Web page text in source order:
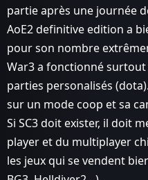
partie après une journée
AoE2 definitive edition a
pour son nombre
War3 a fonctionné
parties personalisés
sur un mode coop et sa
Si SC3 doit exister, il doit
player et du multiplayer
les jeux qui se vendent